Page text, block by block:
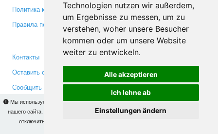
Technologien nutzen wir außerdem,
um Ergebnisse zu messen, um zu
verstehen, woher unsere Besucher
kommen oder um unsere Website
weiter zu entwickeln.
Alle akzeptieren
Ich lehne ab
Einstellungen ändern
Мы используем cookies для того, чтобы Вы могли использовать весь функционал
нашего сайта. На
Вы сможете узнать подробности и, при желании,
отключить использование cookies. Продолжая пользоваться сайтом, Вы
Политика конфиденциальности
Правила пользования
Инвесторам
Медиа
Контакты
Оставить отзыв
Сообщить об ошибке
Facebook
Twitter
YouTube
Google+